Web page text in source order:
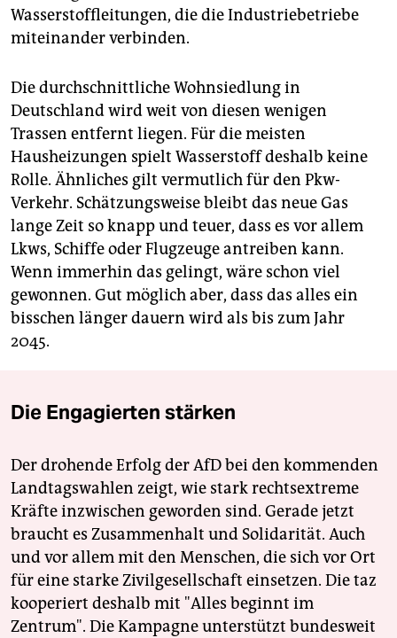
Wasserstoffleitungen, die die Industriebetriebe
miteinander verbinden.
Die durchschnittliche Wohnsiedlung in
Deutschland wird weit von diesen wenigen
Trassen entfernt liegen. Für die meisten
Hausheizungen spielt Wasserstoff deshalb keine
Rolle. Ähnliches gilt vermutlich für den Pkw-
Verkehr. Schätzungsweise bleibt das neue Gas
lange Zeit so knapp und teuer, dass es vor allem
Lkws, Schiffe oder Flugzeuge antreiben kann.
Wenn immerhin das gelingt, wäre schon viel
gewonnen. Gut möglich aber, dass das alles ein
bisschen länger dauern wird als bis zum Jahr
2045.
Die Engagierten stärken
Der drohende Erfolg der AfD bei den kommenden
Landtagswahlen zeigt, wie stark rechtsextreme
Kräfte inzwischen geworden sind. Gerade jetzt
braucht es Zusammenhalt und Solidarität. Auch
und vor allem mit den Menschen, die sich vor Ort
für eine starke Zivilgesellschaft einsetzen. Die taz
kooperiert deshalb mit "Alles beginnt im
Zentrum". Die Kampagne unterstützt bundesweit